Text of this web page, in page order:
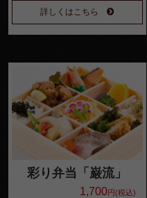
詳しくはこちら
彩り弁当「巌流」
1,700円(税込)